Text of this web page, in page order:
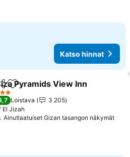
Katso hinnat
Lisää suosikkeihin
Pyramids View Inn
Loistava
3 205
El Jizah
Ainutlaatuiset Gizan tasangon näkymät